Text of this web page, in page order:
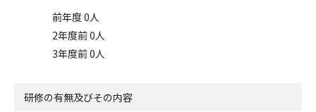
前年度 0人
2年度前 0人
3年度前 0人
研修の有無及びその内容